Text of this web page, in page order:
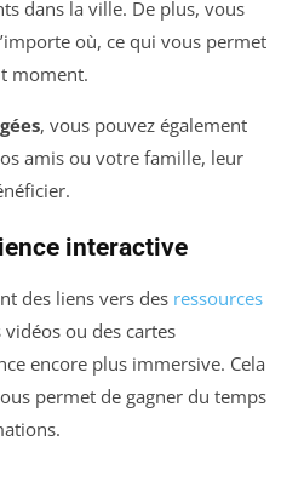
dans la ville. De plus, vous
où, ce qui vous permet
moment.
, vous pouvez également
amis ou votre famille, leur
interactive
des liens vers des ressources
ou des cartes
encore plus immersive. Cela
permet de gagner du temps